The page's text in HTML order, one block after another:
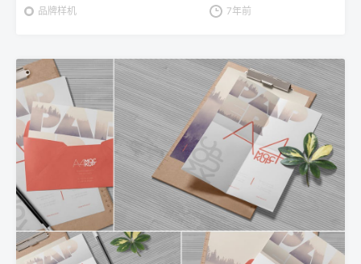
品牌样机 7年前